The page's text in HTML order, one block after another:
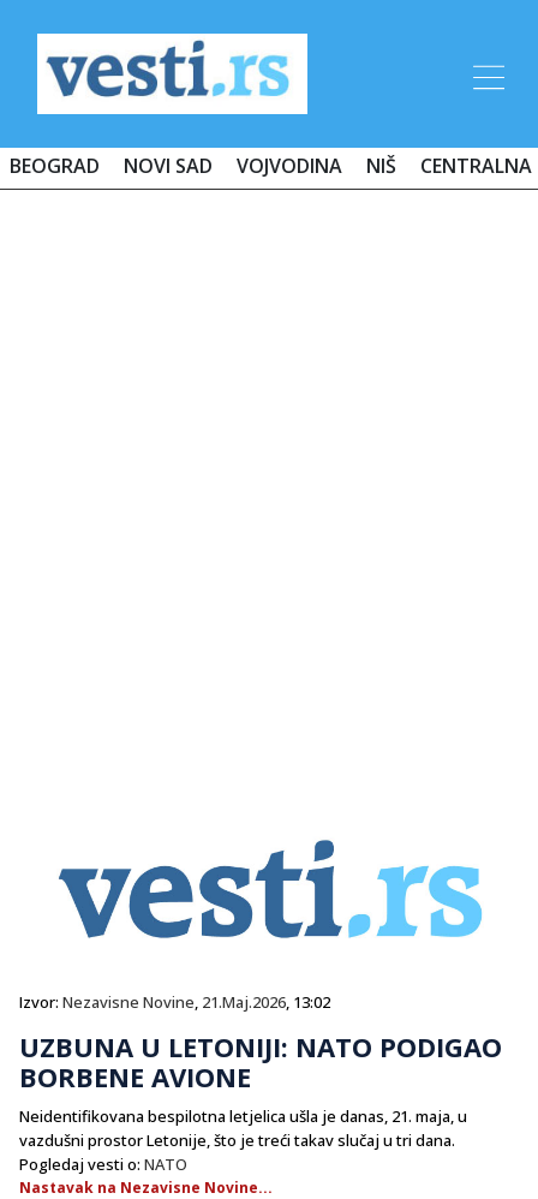
BEOGRAD NOVI SAD VOJVODINA NIŠ CENTRALNA
Izvor: Nezavisne Novine, 21.Maj.2026, 13:02
UZBUNA U LETONIJI: NATO PODIGAO
BORBENE AVIONE
Neidentifikovana bespilotna letjelica ušla je danas, 21. maja, u
vazdušni prostor Letonije, što je treći takav slučaj u tri dana.
Pogledaj vesti o: NATO
Nastavak na Nezavisne Novine...